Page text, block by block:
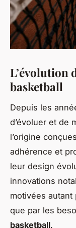
L’évolution
basketball
Depuis les
d’évoluer et de
l’origine
adhérence et
leur design
innovations
motivées
que par les
basketball.